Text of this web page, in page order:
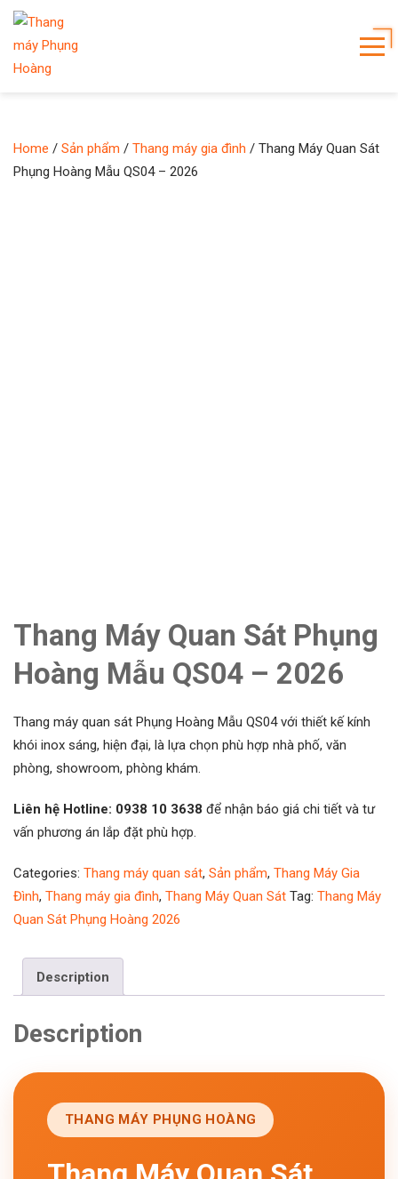
Home / Sản phẩm / Thang máy gia đình / Thang Máy Quan Sát
Phụng Hoàng Mẫu QS04 – 2026
Thang Máy Quan Sát Phụng
Hoàng Mẫu QS04 – 2026
Thang máy quan sát Phụng Hoàng Mẫu QS04 với thiết kế kính
khói inox sáng, hiện đại, là lựa chọn phù hợp nhà phố, văn
phòng, showroom, phòng khám.
Liên hệ Hotline: 0938 10 3638 để nhận báo giá chi tiết và tư
vấn phương án lắp đặt phù hợp.
Categories: Thang máy quan sát, Sản phẩm, Thang Máy Gia
Đình, Thang máy gia đình, Thang Máy Quan Sát Tag: Thang Máy
Quan Sát Phụng Hoàng 2026
Description
Description
THANG MÁY PHỤNG HOÀNG